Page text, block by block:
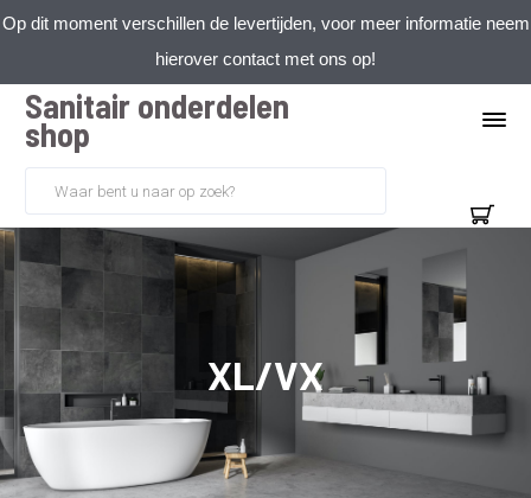
Op dit moment verschillen de levertijden, voor meer informatie neem
hierover contact met ons op!
Sanitair onderdelen
shop
XL/VX